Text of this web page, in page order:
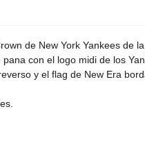
de New York Yankees de
con el logo midi de los
y el flag de New Era